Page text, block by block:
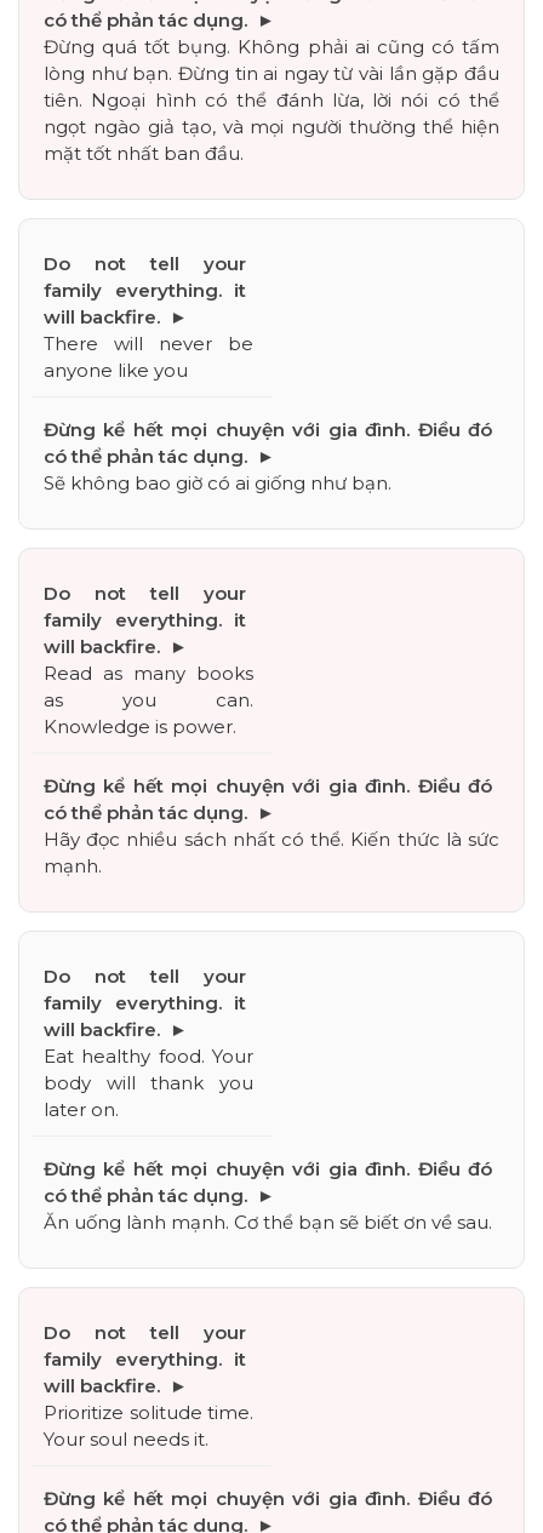
Đừng quá tốt bụng. Không phải ai cũng có tấm
lòng như bạn. Đừng tin ai ngay từ vài lần gặp đầu
tiên. Ngoại hình có thể đánh lừa, lời nói có thể
ngọt ngào giả tạo, và mọi người thường thể hiện
mặt tốt nhất ban đầu.
There will never be
anyone like you
Sẽ không bao giờ có ai giống như bạn.
Read as many books
as you can.
Knowledge is power.
Hãy đọc nhiều sách nhất có thể. Kiến thức là sức
mạnh.
Eat healthy food. Your
body will thank you
later on.
Ăn uống lành mạnh. Cơ thể bạn sẽ biết ơn về sau.
Prioritize solitude time.
Your soul needs it.